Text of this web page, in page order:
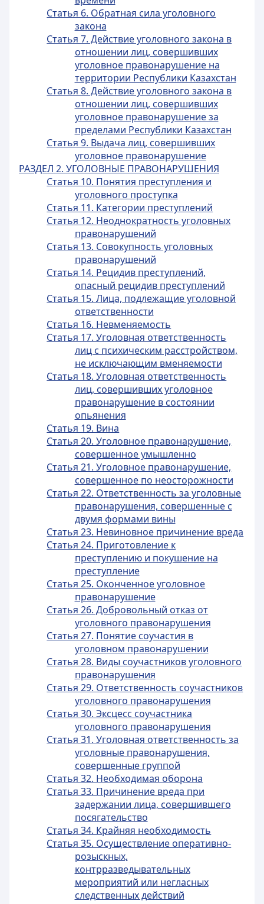
Статья 6. Обратная сила уголовного
закона
Статья 7. Действие уголовного закона в
отношении лиц, совершивших
уголовное правонарушение на
территории Республики Казахстан
Статья 8. Действие уголовного закона в
отношении лиц, совершивших
уголовное правонарушение за
пределами Республики Казахстан
Статья 9. Выдача лиц, совершивших
уголовное правонарушение
РАЗДЕЛ 2. УГОЛОВНЫЕ ПРАВОНАРУШЕНИЯ
Статья 10. Понятия преступления и
уголовного проступка
Статья 11. Категории преступлений
Статья 12. Неоднократность уголовных
правонарушений
Статья 13. Совокупность уголовных
правонарушений
Статья 14. Рецидив преступлений,
опасный рецидив преступлений
Статья 15. Лица, подлежащие уголовной
ответственности
Статья 16. Невменяемость
Статья 17. Уголовная ответственность
лиц с психическим расстройством,
не исключающим вменяемости
Статья 18. Уголовная ответственность
лиц, совершивших уголовное
правонарушение в состоянии
опьянения
Статья 19. Вина
Статья 20. Уголовное правонарушение,
совершенное умышленно
Статья 21. Уголовное правонарушение,
совершенное по неосторожности
Статья 22. Ответственность за уголовные
правонарушения, совершенные с
двумя формами вины
Статья 23. Невиновное причинение вреда
Статья 24. Приготовление к
преступлению и покушение на
преступление
Статья 25. Оконченное уголовное
правонарушение
Статья 26. Добровольный отказ от
уголовного правонарушения
Статья 27. Понятие соучастия в
уголовном правонарушении
Статья 28. Виды соучастников уголовного
правонарушения
Статья 29. Ответственность соучастников
уголовного правонарушения
Статья 30. Эксцесс соучастника
уголовного правонарушения
Статья 31. Уголовная ответственность за
уголовные правонарушения,
совершенные группой
Статья 32. Необходимая оборона
Статья 33. Причинение вреда при
задержании лица, совершившего
посягательство
Статья 34. Крайняя необходимость
Статья 35. Осуществление оперативно-
розыскных,
контрразведывательных
мероприятий или негласных
следственных действий